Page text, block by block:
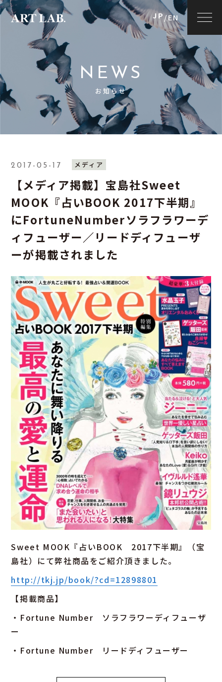
JP/EN
NEWS
お知らせ
2017-05-17 メディア
【メディア掲載】宝島社Sweet
MOOK『占いBOOK 2017下半期』
にFortuneNumberソラフラワーデ
ィフューザー／リードディフューザ
ーが掲載されました
Sweet MOOK『占いBOOK 2017下半期』（宝
島社）にて弊社商品をご紹介頂きました。
http://tkj.jp/book/?cd=12898801
【掲載商品】
・Fortune Number ソラフラワーディフューザ
ー
・Fortune Number リードディフューザー